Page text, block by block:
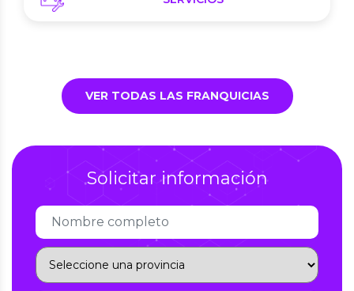
VER TODAS LAS FRANQUICIAS
Solicitar información